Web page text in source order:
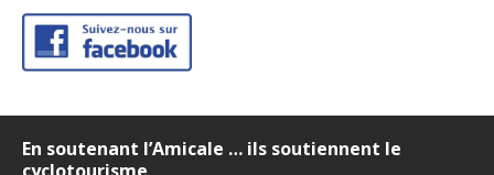
En soutenant l’Amicale … ils soutiennent le